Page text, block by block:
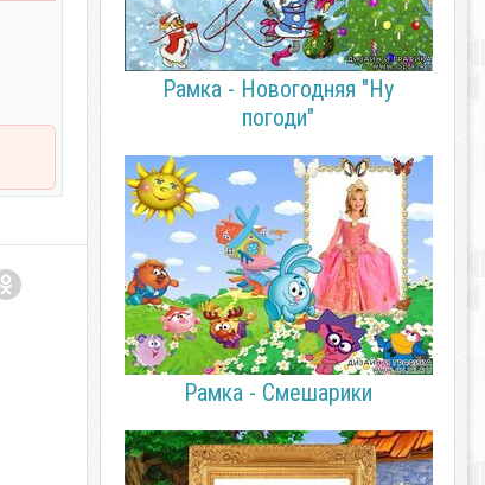
Рамка - Новогодняя "Ну
погоди"
Рамка - Смешарики